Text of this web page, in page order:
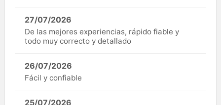
27/07/2026
De las mejores experiencias, rápido fiable y
todo muy correcto y detallado
26/07/2026
Fácil y confiable
25/07/2026